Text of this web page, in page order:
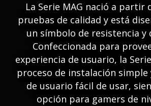
La Serie MAG nació a partir
pruebas de calidad y está
un símbolo de resistencia y
Confeccionada para
experiencia de usuario, la
proceso de instalación
de usuario fácil de usar,
opción para gamers de